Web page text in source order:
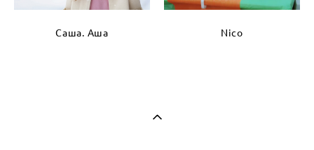
Саша. Аша Nico